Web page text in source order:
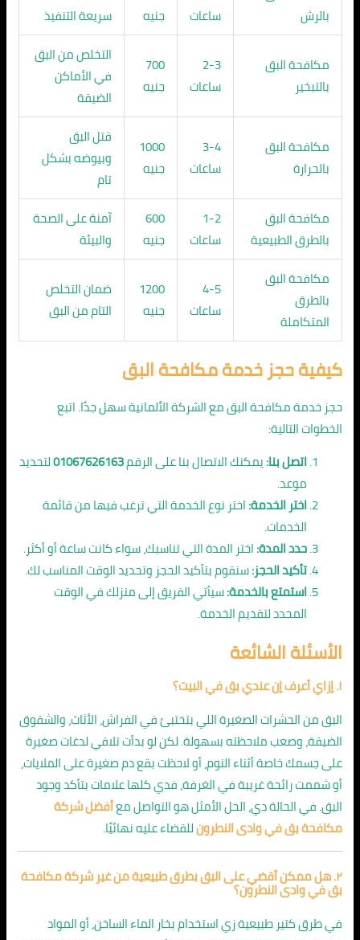
بالرش
ساعات
جنيه
سريعة التنفيذ
مكافحة البق
بالتبخير
2-3
ساعات
700
جنيه
التخلص من البق
في الأماكن
الضيقة
مكافحة البق
بالحرارة
3-4
ساعات
1000
جنيه
قتل البق
وبيوضه بشكل
تام
مكافحة البق
بالطرق الطبيعية
1-2
ساعات
600
جنيه
آمنة على الصحة
والبيئة
مكافحة البق
بالطرق
المتكاملة
4-5
ساعات
1200
جنيه
ضمان التخلص
التام من البق
كيفية حجز خدمة مكافحة البق
حجز خدمة مكافحة البق مع الشركة الألمانية سهل جدًا. اتبع
الخطوات التالية:
اتصل بنا:يمكنك الاتصال بنا على الرقم01067626163لتحديد
موعد.
اختر الخدمة:اختر نوع الخدمة التي ترغب فيها من قائمة
الخدمات.
حدد المدة:اختر المدة التي تناسبك، سواء كانت ساعة أو أكثر.
تأكيد الحجز:سنقوم بتأكيد الحجز وتحديد الوقت المناسب لك.
استمتع بالخدمة:سيأتي الفريق إلى منزلك في الوقت
المحدد لتقديم الخدمة.
الأسئلة الشائعة
١. إزاي أعرف إن عندي بق في البيت؟
البق من الحشرات الصغيرة اللي بتختبئ في الفراش، الأثاث، والشقوق
الضيقة، وصعب ملاحظته بسهولة. لكن لو بدأت تلاقي لدغات صغيرة
على جسمك خاصة أثناء النوم، أو لاحظت بقع دم صغيرة على الملايات،
أو شممت رائحة غريبة في الغرفة، فدي كلها علامات بتأكد وجود
البق. في الحالة دي، الحل الأمثل هو التواصل معأفضل شركة
مكافحة بق في وادى النطرونللقضاء عليه نهائيًا.
٢. هل ممكن أقضي على البق بطرق طبيعية من غير شركة مكافحة
بق في وادى النطرون؟
في طرق كتير طبيعية زي استخدام بخار الماء الساخن، أو المواد